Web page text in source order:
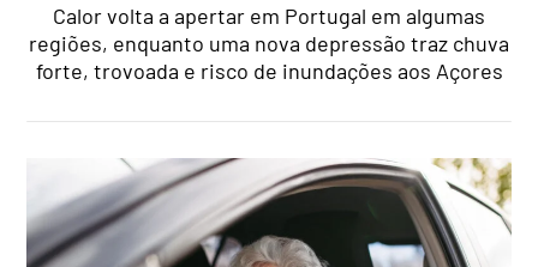
Calor volta a apertar em Portugal em algumas
regiões, enquanto uma nova depressão traz chuva
forte, trovoada e risco de inundações aos Açores